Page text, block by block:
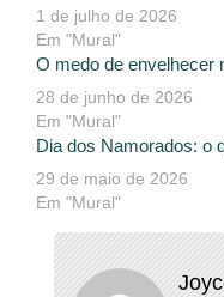
1 de julho de 2026
Em "Mural"
O medo de envelhecer
28 de junho de 2026
Em "Mural"
Dia dos Namorados: o
29 de maio de 2026
Em "Mural"